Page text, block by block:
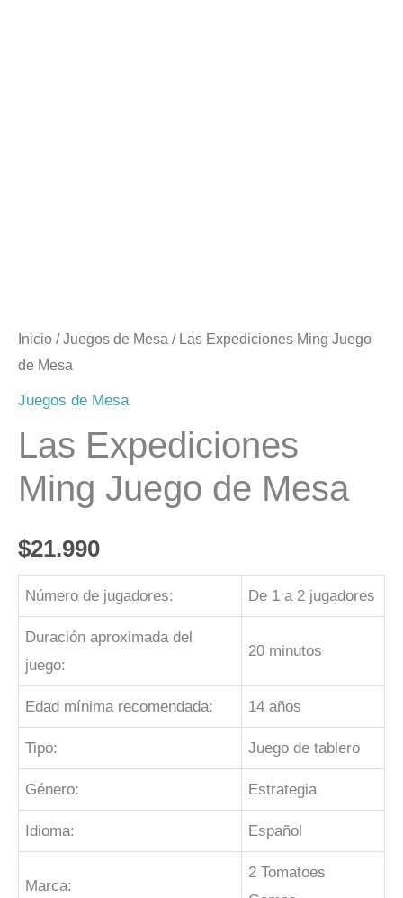
Inicio /Juegos de Mesa / Las Expediciones Ming Juego
de Mesa
Juegos de Mesa
Las Expediciones
Ming Juego de Mesa
$21.990
Número de jugadores: De 1 a 2 jugadores
Duración aproximada del
juego:
20 minutos
Edad mínima recomendada: 14 años
Tipo: Juego de tablero
Género: Estrategia
Idioma: Español
Marca:
2 Tomatoes